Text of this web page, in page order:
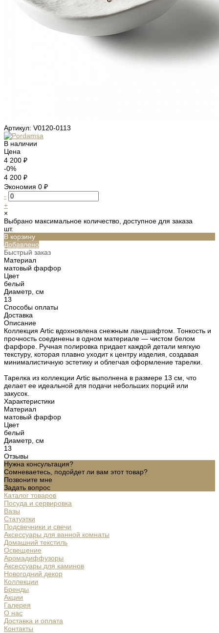
Артикул: V0120-0113
В наличии
Цена
4 200 ₽
-0%
4 200 ₽
Экономия 0 ₽
-
+
×
Выбрано максимальное количество, доступное для заказа
шт.
В корзину
Добавлено
Быстрый заказ
Материал
матовый фарфор
Цвет
белый
Диаметр, см
13
Способы оплаты
Доставка
Описание
Коллекция Artic вдохновлена снежным ландшафтом. Тонкость и
прочность соединены в одном материале — чистом белом
фарфоре. Ручная полировка придает каждой детали мягкую
текстуру, которая плавно уходит к центру изделия, создавая
минималистичную эстетику и облегчая оформление тарелки.
Тарелка из коллекции Artic выполнена в размере 13 см, что
делает ее идеальной для подачи небольших порций или
закусок.
Характеристики
Материал
матовый фарфор
Цвет
белый
Диаметр, см
13
Отзывы
Нужна консультация?
Сомневаетесь, подойдет ли вам этот товар?
Позвоните мне
Задать вопрос
Каталог товаров
Посуда и сервировка
Вазы
Статуэтки
Подсвечники и свечи
Аксессуары для ванной комнаты
Домашний текстиль
Освещение
Аромадиффузоры
Аксессуары для каминов
Новогодний декор
Коллекции
Бренды
Акции
Галерея
О нас
Доставка и оплата
Контакты